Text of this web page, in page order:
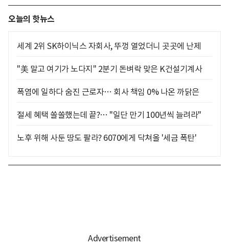
오늘의 핫뉴스
세계 2위 SK하이닉스 자회사, 뚜껑 열었더니 곳곳에 난제
"美 말고 여기가 노다지" 2분기 돈벼락 맞은 K건설기계사
폭염에 일하다 숨진 근로자… 회사 책임 0% 나온 까닭은
절세 혜택 쏠쏠했는데 끝?… "일단 만기 100년씩 늘려라"
노후 위해 사둔 땅도 팔라? 6070에게 닥쳐올 '세금 폭탄'